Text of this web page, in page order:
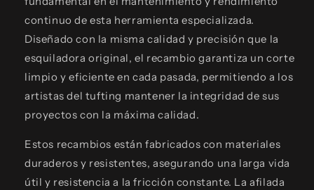
continuo de esta herramienta especializada.
Diseñado con la misma calidad y precisión que la
esquiladora original, el recambio garantiza un corte
limpio y eficiente en cada pasada, permitiendo a los
artistas del tufting mantener la integridad de sus
proyectos con la máxima calidad.
Estos recambios están fabricados con materiales
duraderos y resistentes, asegurando una larga vida
útil y resistencia a la fricción constante. La afilada